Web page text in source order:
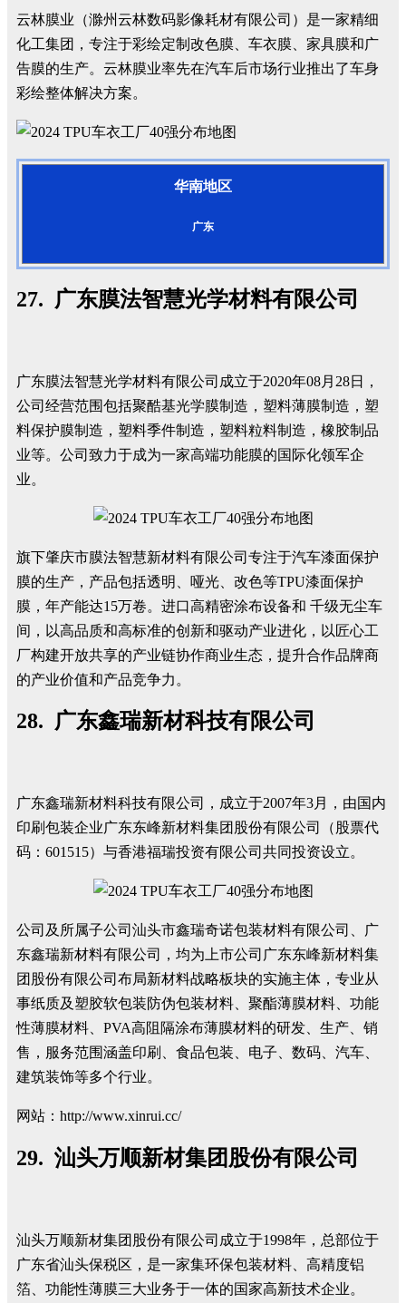
云林膜业（滁州云林数码影像耗材有限公司）是一家精细
化工集团，专注于彩绘定制改色膜、车衣膜、家具膜和广
告膜的生产。云林膜业率先在汽车后市场行业推出了车身
彩绘整体解决方案。
华南地区
广东
27. 广东膜法智慧光学材料有限公司
广东膜法智慧光学材料有限公司成立于2020年08月28日，
公司经营范围包括聚酷基光学膜制造，塑料薄膜制造，塑
料保护膜制造，塑料季件制造，塑料粒料制造，橡胶制品
业等。公司致力于成为一家高端功能膜的国际化领军企
业。
旗下肇庆市膜法智慧新材料有限公司专注于汽车漆面保护
膜的生产，产品包括透明、哑光、改色等TPU漆面保护
膜，年产能达15万卷。进口高精密涂布设备和 千级无尘车
间，以高品质和高标准的创新和驱动产业进化，以匠心工
厂构建开放共享的产业链协作商业生态，提升合作品牌商
的产业价值和产品竞争力。
28. 广东鑫瑞新材科技有限公司
广东鑫瑞新材料科技有限公司，成立于2007年3月，由国内
印刷包装企业广东东峰新材料集团股份有限公司（股票代
码：601515）与香港福瑞投资有限公司共同投资设立。
公司及所属子公司汕头市鑫瑞奇诺包装材料有限公司、广
东鑫瑞新材料有限公司，均为上市公司广东东峰新材料集
团股份有限公司布局新材料战略板块的实施主体，专业从
事纸质及塑胶软包装防伪包装材料、聚酯薄膜材料、功能
性薄膜材料、PVA高阻隔涂布薄膜材料的研发、生产、销
售，服务范围涵盖印刷、食品包装、电子、数码、汽车、
建筑装饰等多个行业。
网站：http://www.xinrui.cc/
29. 汕头万顺新材集团股份有限公司
汕头万顺新材集团股份有限公司成立于1998年，总部位于
广东省汕头保税区，是一家集环保包装材料、高精度铝
箔、功能性薄膜三大业务于一体的国家高新技术企业。